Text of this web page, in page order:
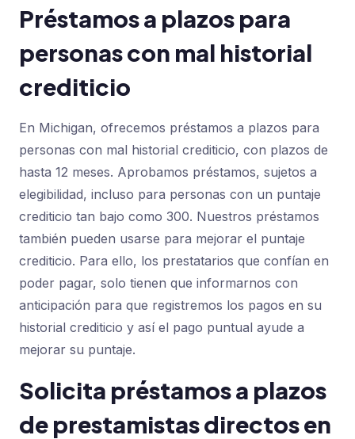
Préstamos a plazos para
personas con mal historial
crediticio
En Michigan, ofrecemos préstamos a plazos para
personas con mal historial crediticio, con plazos de
hasta 12 meses. Aprobamos préstamos, sujetos a
elegibilidad, incluso para personas con un puntaje
crediticio tan bajo como 300. Nuestros préstamos
también pueden usarse para mejorar el puntaje
crediticio. Para ello, los prestatarios que confían en
poder pagar, solo tienen que informarnos con
anticipación para que registremos los pagos en su
historial crediticio y así el pago puntual ayude a
mejorar su puntaje.
Solicita préstamos a plazos
de prestamistas directos en